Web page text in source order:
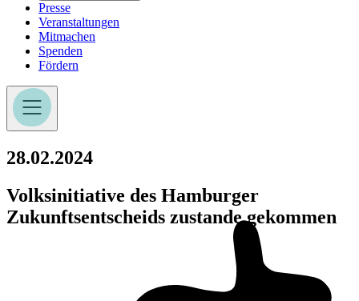
Presse
Veranstaltungen
Mitmachen
Spenden
Fördern
28.02.2024
Volksinitiative des Hamburger
Zukunftsentscheids zustande gekommen